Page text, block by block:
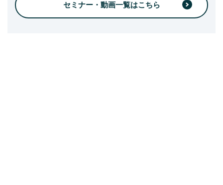
セミナー・動画一覧はこちら